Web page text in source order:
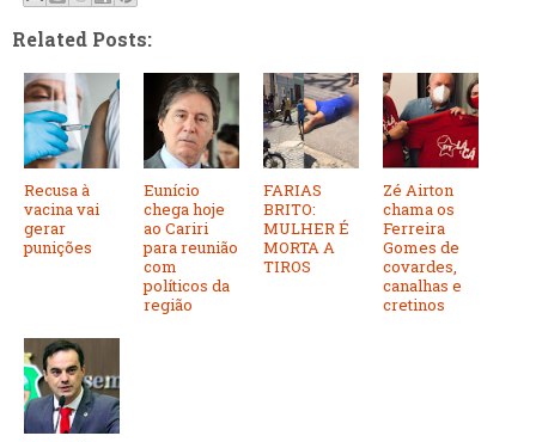
Related Posts:
Recusa à
vacina vai
gerar
punições
Eunício
chega hoje
ao Cariri
para reunião
com
políticos da
região
FARIAS
BRITO:
MULHER É
MORTA A
TIROS
Zé Airton
chama os
Ferreira
Gomes de
covardes,
canalhas e
cretinos